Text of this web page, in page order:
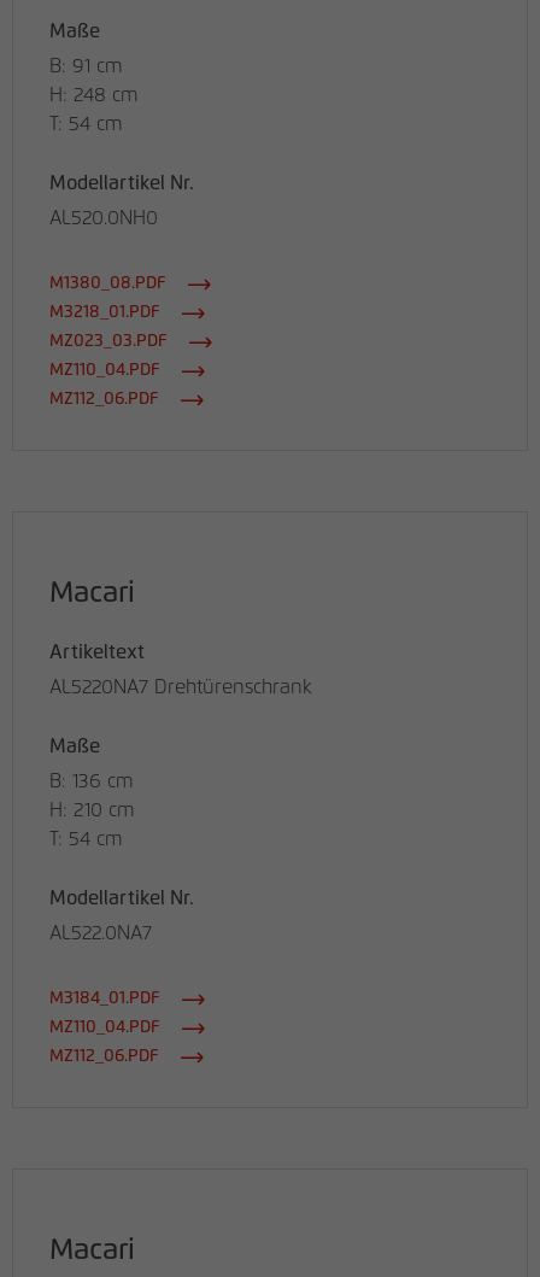
Maße
B: 91 cm
H: 248 cm
T: 54 cm
Modellartikel Nr.
AL520.0NH0
M1380_08.PDF
M3218_01.PDF
MZ023_03.PDF
MZ110_04.PDF
MZ112_06.PDF
Macari
Artikeltext
AL5220NA7 Drehtürenschrank
Maße
B: 136 cm
H: 210 cm
T: 54 cm
Modellartikel Nr.
AL522.0NA7
M3184_01.PDF
MZ110_04.PDF
MZ112_06.PDF
Macari